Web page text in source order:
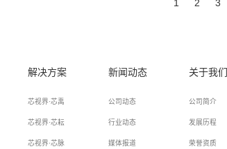
1 2 3
解决方案
芯视界·芯禹
芯视界·芯耘
芯视界·芯脉
新闻动态
公司动态
行业动态
媒体报道
关于我们
公司简介
发展历程
荣誉资质